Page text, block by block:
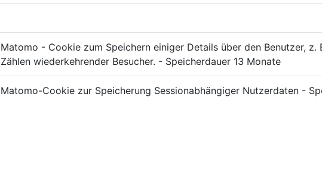
Matomo - Cookie zum Speichern einiger Details über den Benutzer,
Zählen wiederkehrender Besucher. - Speicherdauer 13 Monate
Matomo-Cookie zur Speicherung Sessionabhängiger Nutzerdaten -